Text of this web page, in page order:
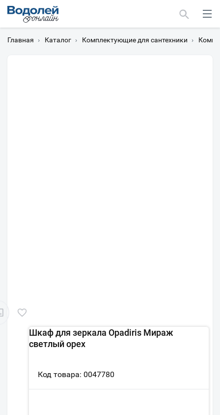
Главная › Каталог › Комплектующие для сантехники ›
Шкаф для зеркала Opadiris Мираж
светлый орех
Код товара: 0047780